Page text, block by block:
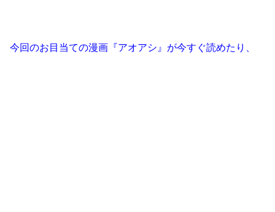
今回のお目当ての漫画『アオアシ』が今すぐ読めたり、